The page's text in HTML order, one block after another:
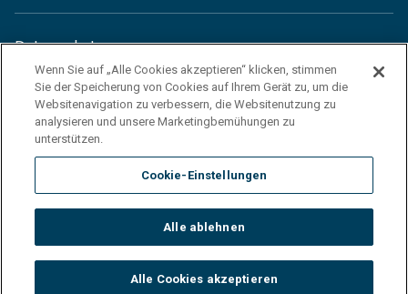
© 2026 Korian Deutschland GmbH
Datenschutz
Unsere Netiquette
Einkaufsbedingungen
Haftungsausschluss
Impressum
Cookies
Wenn Sie auf „Alle Cookies akzeptieren“ klicken, stimmen
Sie der Speicherung von Cookies auf Ihrem Gerät zu, um die
Websitenavigation zu verbessern, die Websitenutzung zu
analysieren und unsere Marketingbemühungen zu
unterstützen.
Cookie-Einstellungen
Alle ablehnen
Alle Cookies akzeptieren